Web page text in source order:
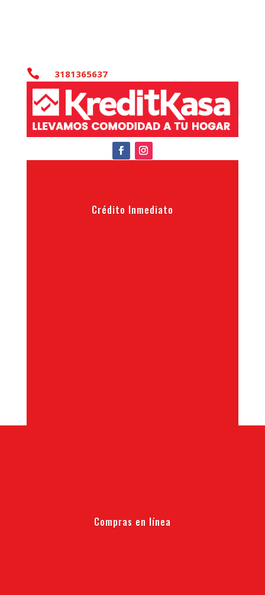
 3181365637
Crédito Inmediato
Compras en línea